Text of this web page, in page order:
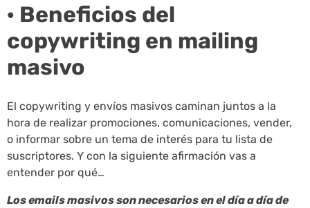
· Beneficios del
copywriting en mailing
masivo
El copywriting y envíos masivos caminan juntos a la
hora de realizar promociones, comunicaciones, vender,
o informar sobre un tema de interés para tu lista de
suscriptores. Y con la siguiente afirmación vas a
entender por qué…
Los emails masivos son necesarios en el día a día de